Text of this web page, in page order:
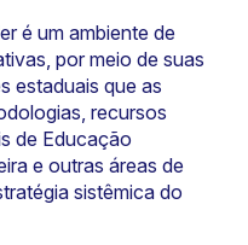
é um ambiente de
por meio de suas
estaduais que as
recursos
de Educação
e outras áreas de
sistêmica do